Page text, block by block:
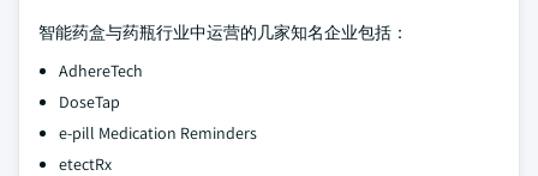
智能药盒与药瓶行业中运营的几家知名企业包括：
AdhereTech
DoseTap
e-pill Medication Reminders
etectRx